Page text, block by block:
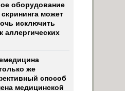
оборудование
может
исключить
аллергических
же
способ
медицинской